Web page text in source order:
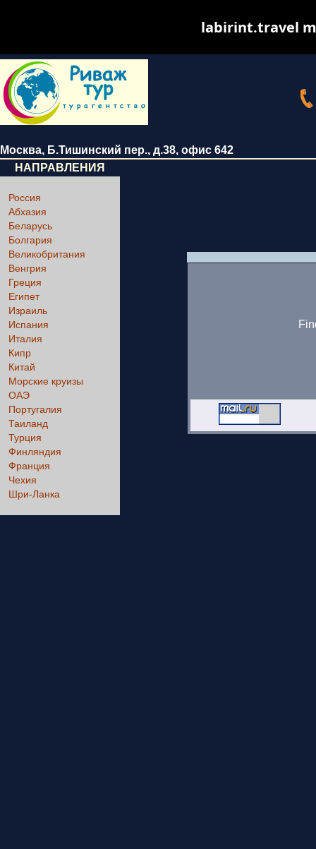
Москва, Б.Тишинский пер., д.38, офис 642
НАПРАВЛЕНИЯ
Россия
Абхазия
Беларусь
Болгария
Великобритания
Венгрия
Греция
Египет
Израиль
Испания
Италия
Кипр
Китай
Морские круизы
ОАЭ
Португалия
Таиланд
Турция
Финляндия
Франция
Чехия
Шри-Ланка
labirint.travel